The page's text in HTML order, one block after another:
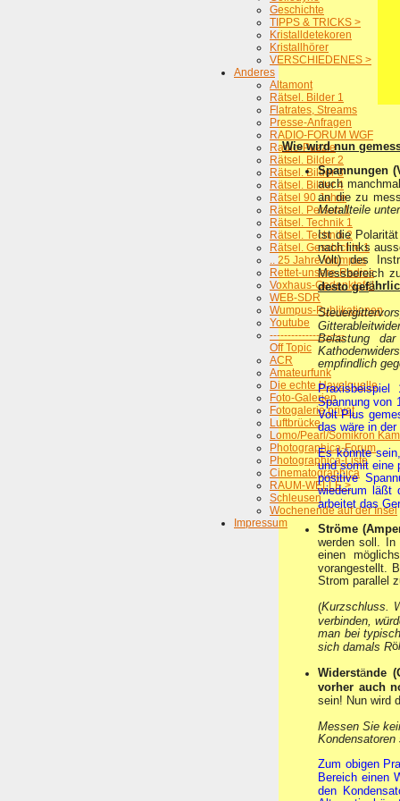
Geschichte
TIPPS & TRICKS >
Kristalldetekoren
Kristallhörer
VERSCHIEDENES >
Anderes
Altamont
Rätsel. Bilder 1
Flatrates, Streams
Presse-Anfragen
RADIO-FORUM WGF
Radio-Puzzle
Rätsel. Bilder 2
Rätsel. Bilder 3
Rätsel. Bilder 4
Rätsel 90 Jahre
Rätsel. Person 1
Rätsel. Technik 1
Rätsel. Technik 2
Rätsel. Geschichte 1
.. 25 Jahre Wumpus
Rettet-unsere-Radios
Voxhaus-Gedenktafel
WEB-SDR
Wumpus-Publikationen
Youtube
---------------------
Off Topic
ACR
Amateurfunk
Die echte Havelquelle
Foto-Galerien
Fotogalerie privat
Luftbrücke
Lomo/Pearl/Somikron
Photographica-Forum
Photographica-Liste
Cinematographica
RAUM-WELLE >
Schleusen
Wochenende auf der Insel
Impressum
Wie wird nun
Spannungen
auch
an die zu
Metallteile
Ist die
nach links
Volt) des
Messbereich
desto gefä
Belastung
empfindlich
Praxisbeispiel
Spannung von
Volt Plus
das wäre in
Es könnte
und somit eine
positive
wiederum läßt
arbeitet das
Ströme
werden soll. In
einen
vorangestellt.
Strom parallel
(Kurzschluss.
verbinden,
man bei
sich damals Rö
Widerstände
vorher auch
sein! Nun wird
Messen Sie
Kondensatoren
Zum obigen
Bereich einen
den